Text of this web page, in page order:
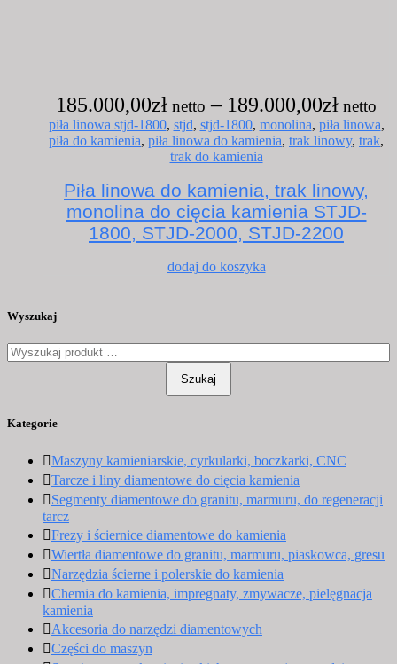
185.000,00zł – 189.000,00zł
od
piła linowa stjd-1800, stjd, stjd-1800, monolina, piła linowa,
piła do kamienia, piła linowa do kamienia, trak linowy, trak,
trak do kamienia
Piła linowa do kamienia, trak linowy,
monolina do cięcia kamienia STJD-
1800, STJD-2000, STJD-2200
dodaj do koszykaTen
Opcje
można
Wyszukaj
Szukaj
Kategorie
Maszyny kamieniarskie, cyrkularki, boczkarki, CNC
Tarcze i liny diamentowe do cięcia kamienia
Segmenty diamentowe do granitu, marmuru, do regeneracji
tarcz
Frezy i ściernice diamentowe do kamienia
Wiertła diamentowe do granitu, marmuru, piaskowca, gresu
Narzędzia ścierne i polerskie do kamienia
Chemia do kamienia, impregnaty, zmywacze, pielęgnacja
kamienia
Akcesoria do narzędzi diamentowych
Części do maszyn